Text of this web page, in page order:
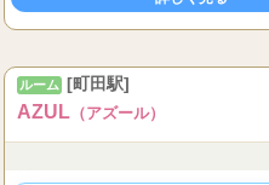
月間ご指名本数
ルーム [町田駅]
AZUL （アズール）